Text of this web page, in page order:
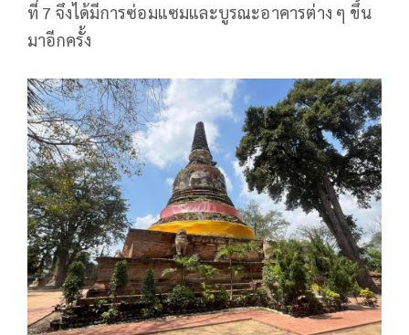
ที่ 7 จึงได้มีการซ่อมแซมและบูรณะอาคารต่าง ๆ ขึ้น
มาอีกครั้ง